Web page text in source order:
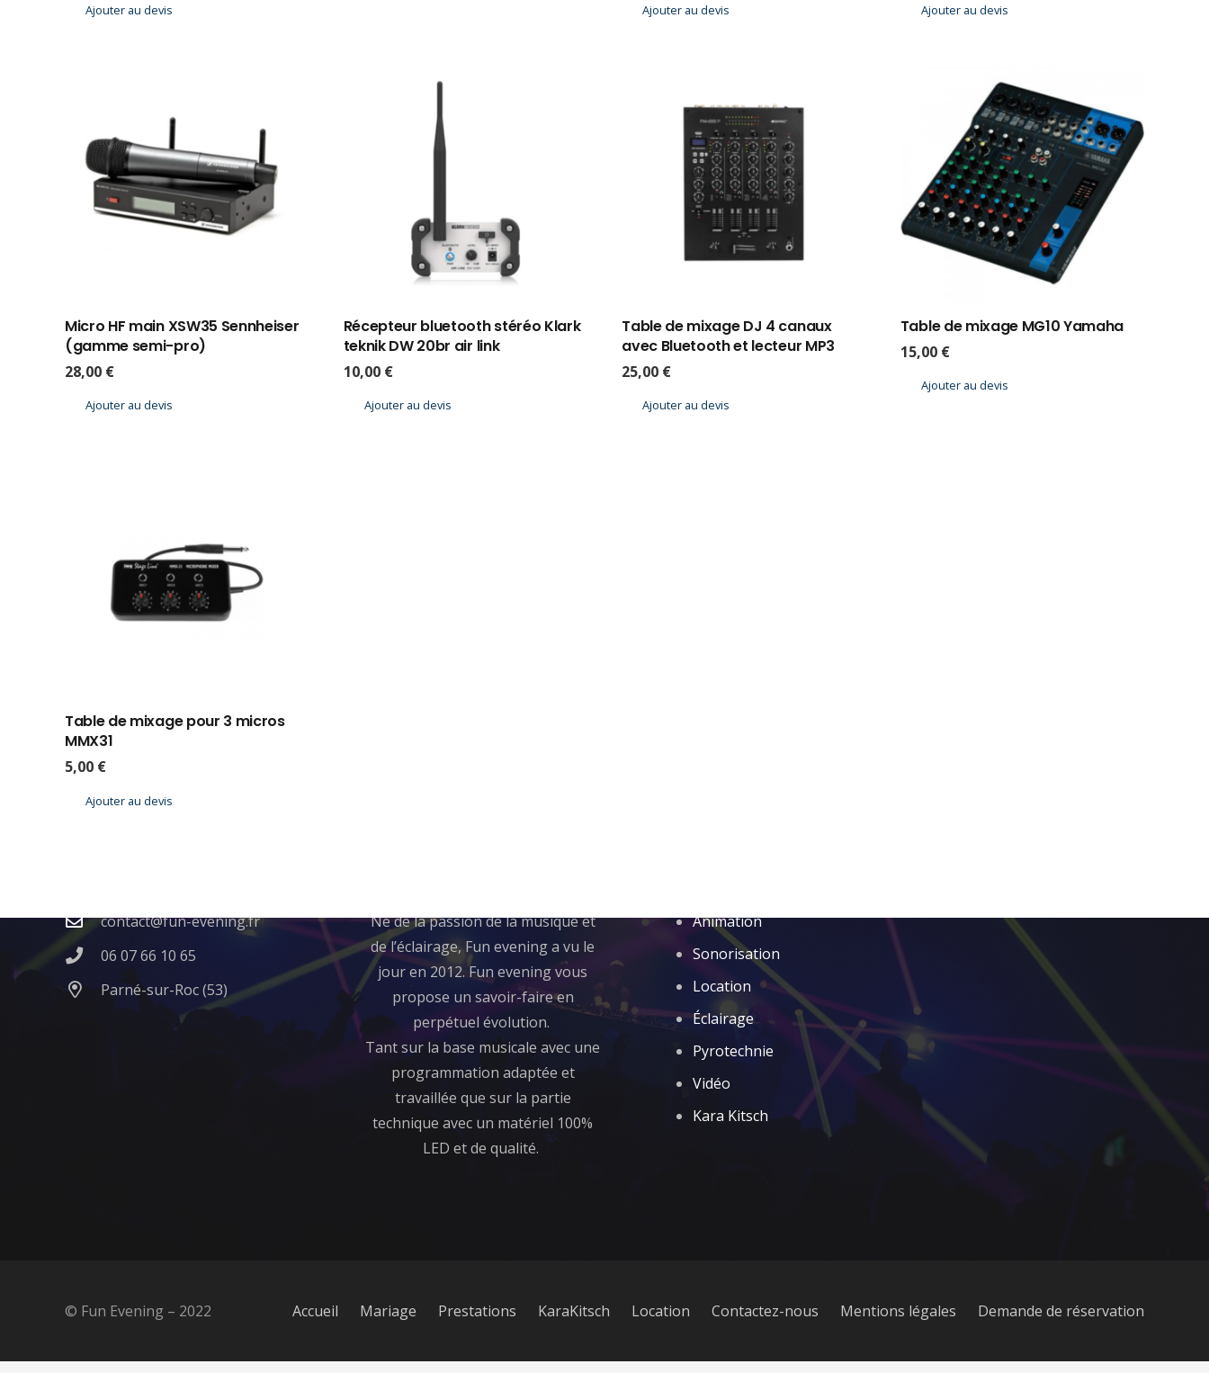
Ajouter au devis Ajouter au devis Ajouter au devis
Micro HF main XSW35 Sennheiser
(gamme semi-pro)
28,00 €
Ajouter au devis
Récepteur bluetooth stéréo Klark
teknik DW 20br air link
10,00 €
Ajouter au devis
Table de mixage DJ 4 canaux
avec Bluetooth et lecteur MP3
25,00 €
Ajouter au devis
Table de mixage MG10 Yamaha
15,00 €
Ajouter au devis
Table de mixage pour 3 micros
MMX31
5,00 €
Ajouter au devis
contact@fun-evening.fr
06 07 66 10 65
Parné-sur-Roc (53)
​Né de la passion de la musique et
de l’éclairage, Fun evening a vu le
jour en 2012. Fun evening vous
propose un savoir-faire en
perpétuel évolution.
Tant sur la base musicale avec une
programmation adaptée et
travaillée que sur la partie
technique avec un matériel 100%
LED et de qualité.
Animation
Sonorisation
Location
Éclairage
Pyrotechnie
Vidéo
Kara Kitsch
© Fun Evening – 2022 Accueil Mariage Prestations KaraKitsch Location Contactez-nous Mentions légales Demande de réservation